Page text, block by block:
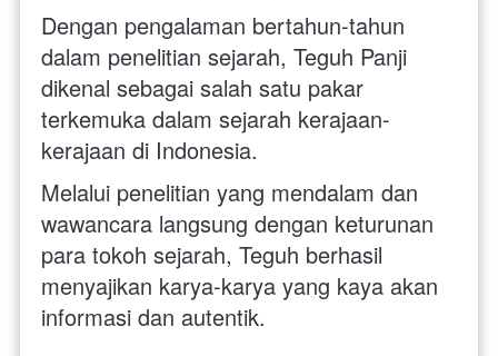
Dengan pengalaman bertahun-tahun
dalam penelitian sejarah, Teguh Panji
dikenal sebagai salah satu pakar
terkemuka dalam sejarah kerajaan-
kerajaan di Indonesia.
Melalui penelitian yang mendalam dan
wawancara langsung dengan keturunan
para tokoh sejarah, Teguh berhasil
menyajikan karya-karya yang kaya akan
informasi dan autentik.